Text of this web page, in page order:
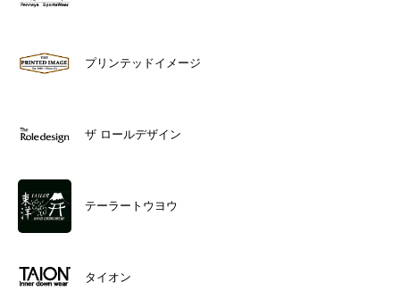
プリンテッドイメージ
ザ ロールデザイン
テーラートウヨウ
タイオン